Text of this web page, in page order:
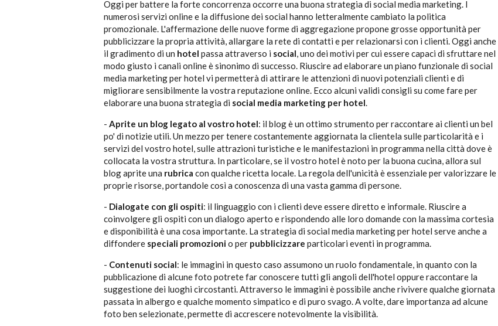
Oggi per battere la forte concorrenza occorre una buona strategia di social media marketing. I
numerosi servizi online e la diffusione dei social hanno letteralmente cambiato la politica
promozionale. L'affermazione delle nuove forme di aggregazione propone grosse opportunità per
pubblicizzare la propria attività, allargare la rete di contatti e per relazionarsi con i clienti. Oggi anche
il gradimento di un hotel passa attraverso i social , uno dei motivi per cui essere capaci di sfruttare nel
modo giusto i canali online è sinonimo di successo. Riuscire ad elaborare un piano funzionale di social
media marketing per hotel vi permetterà di attirare le attenzioni di nuovi potenziali clienti e di
migliorare sensibilmente la vostra reputazione online. Ecco alcuni validi consigli su come fare per
elaborare una buona strategia di social media marketing per hotel
- Aprite un blog legato al vostro hotel: il blog è un ottimo strumento per raccontare ai clienti un bel
po' di notizie utili. Un mezzo per tenere costantemente aggiornata la clientela sulle particolarità e i
servizi del vostro hotel, sulle attrazioni turistiche e le manifestazioni in programma nella città dove è
collocata la vostra struttura. In particolare, se il vostro hotel è noto per la buona cucina, allora sul
blog aprite una rubrica con qualche ricetta locale. La regola dell'unicità è essenziale per valorizzare le
proprie risorse, portandole così a conoscenza di una vasta gamma di persone.
- Dialogate con gli ospiti: il linguaggio con i clienti deve essere diretto e informale. Riuscire a
coinvolgere gli ospiti con un dialogo aperto e rispondendo alle loro domande con la massima cortesia
e disponibilità è una cosa importante. La strategia di social media marketing per hotel serve anche a
diffondere speciali promozionio per pubblicizzare particolari eventi in programma.
- Contenuti social: le immagini in questo caso assumono un ruolo fondamentale, in quanto con la
pubblicazione di alcune foto potrete far conoscere tutti gli angoli dell'hotel oppure raccontare la
suggestione dei luoghi circostanti. Attraverso le immagini è possibile anche rivivere qualche giornata
passata in albergo e qualche momento simpatico e di puro svago. A volte, dare importanza ad alcune
foto ben selezionate, permette di accrescere notevolmente la visibilità.